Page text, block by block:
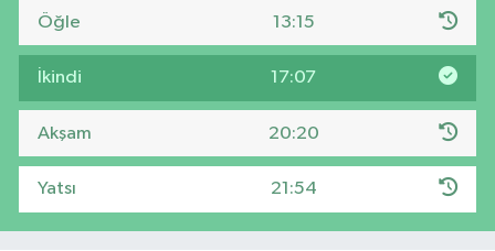
Öğle 13:15
İkindi 17:07
Akşam 20:20
Yatsı 21:54